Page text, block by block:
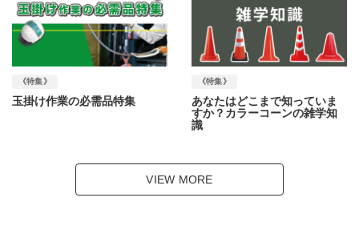
《特集》
玉掛け作業の必需品特集
《特集》
あなたはどこまで知っていま
すか？カラーコーンの雑学知
識
VIEW MORE